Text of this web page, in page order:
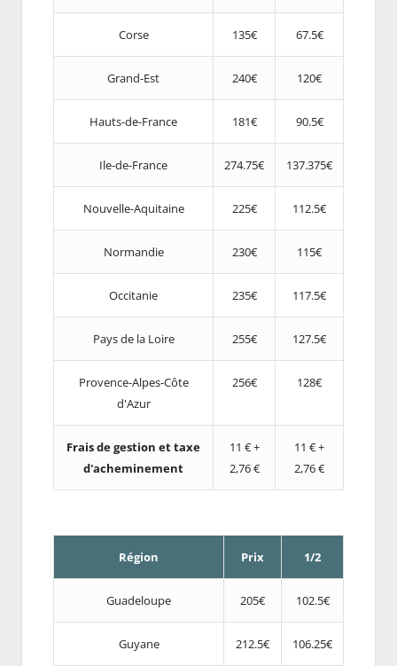
Corse 135€ 67.5€
Grand-Est 240€ 120€
Hauts-de-France 181€ 90.5€
Ile-de-France 274.75€ 137.375€
Nouvelle-Aquitaine 225€ 112.5€
Normandie 230€ 115€
Occitanie 235€ 117.5€
Pays de la Loire 255€ 127.5€
Provence-Alpes-Côte
d'Azur
256€ 128€
Frais de gestion et taxe
d'acheminement
11 € +
2,76 €
11 € +
2,76 €
Région Prix 1/2
Guadeloupe 205€ 102.5€
Guyane 212.5€ 106.25€